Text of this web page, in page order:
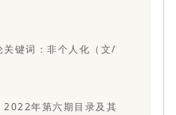
键词：非个人化（文/
年第六期目录及其